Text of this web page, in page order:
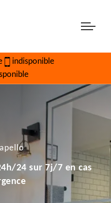
indisponible
24 sur 7j/7 en cas